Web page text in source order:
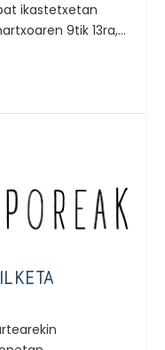
ikastetxetan
9tik 13ra,...